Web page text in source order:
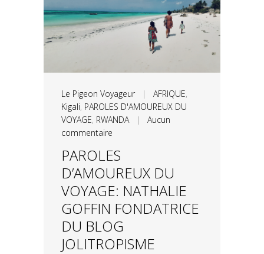
Le Pigeon Voyageur| AFRIQUE,
Kigali, PAROLES D'AMOUREUX DU
VOYAGE, RWANDA | Aucun
commentaire
PAROLES
D’AMOUREUX DU
VOYAGE: NATHALIE
GOFFIN FONDATRICE
DU BLOG
JOLITROPISME